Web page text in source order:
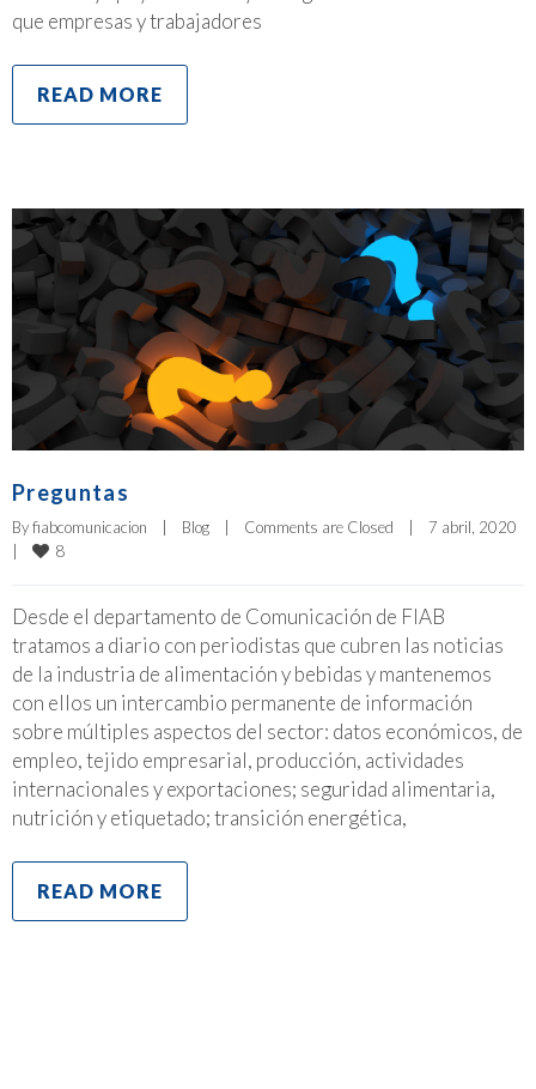
que empresas y trabajadores
READ MORE
Preguntas
By fiabcomunicacion Blog Comments are Closed
8
Desde el departamento de Comunicación de FIAB
tratamos a diario con periodistas que cubren las noticias
de la industria de alimentación y bebidas y mantenemos
con ellos un intercambio permanente de información
sobre múltiples aspectos del sector: datos económicos, de
empleo, tejido empresarial, producción, actividades
internacionales y exportaciones; seguridad alimentaria,
nutrición y etiquetado; transición energética,
READ MORE